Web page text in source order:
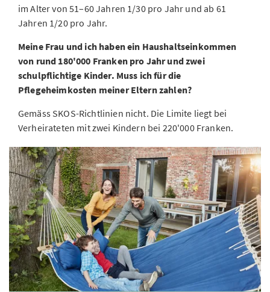
im Alter von 51–60 Jahren 1/30 pro Jahr und ab 61
Jahren 1/20 pro Jahr.
Meine Frau und ich haben ein Haushaltseinkommen
von rund 180'000 Franken pro Jahr und zwei
schulpflichtige Kinder. Muss ich für die
Pflegeheimkosten meiner Eltern zahlen?
Gemäss SKOS-Richtlinien nicht. Die Limite liegt bei
Verheirateten mit zwei Kindern bei 220'000 Franken.